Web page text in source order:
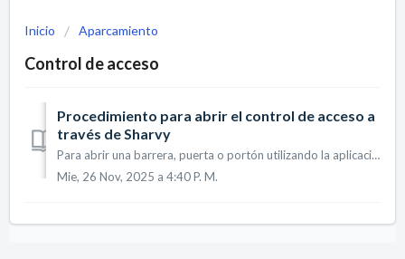
Inicio Aparcamiento
Control de acceso
Procedimiento para abrir el control de acceso a
través de Sharvy
Para abrir una barrera, puerta o portón utilizando la aplicación Sharvy, siga los pasos indicados a continuación: 1. Hacer una solicitud de reserva Inic...
Mie, 26 Nov, 2025 a 4:40 P. M.